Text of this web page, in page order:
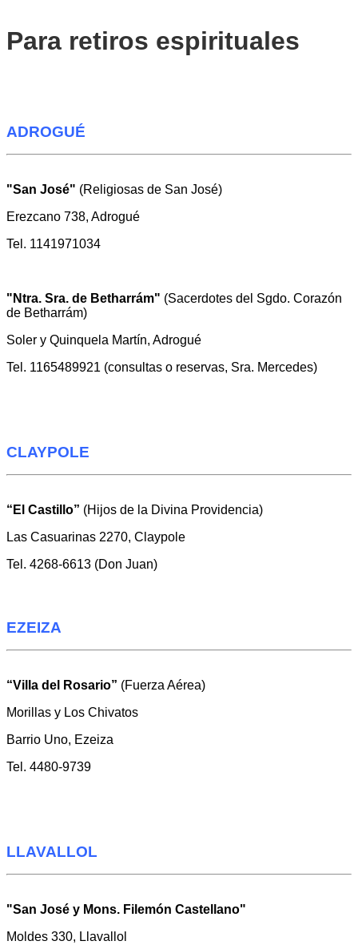
Para retiros espirituales
ADROGUÉ
"San José" (Religiosas de San José)
Erezcano 738, Adrogué
Tel. 1141971034
"Ntra. Sra. de Betharrám" (Sacerdotes del Sgdo. Corazón
de Betharrám)
Soler y Quinquela Martín, Adrogué
Tel. 1165489921 (consultas o reservas, Sra. Mercedes)
CLAYPOLE
“El Castillo” (Hijos de la Divina Providencia)
Las Casuarinas 2270, Claypole
Tel. 4268-6613 (Don Juan)
EZEIZA
“Villa del Rosario” (Fuerza Aérea)
Morillas y Los Chivatos
Barrio Uno, Ezeiza
Tel. 4480-9739
LLAVALLOL
"San José y Mons. Filemón Castellano"
Moldes 330, Llavallol